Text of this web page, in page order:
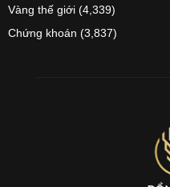
Vàng thế giới (4,339)
Chứng khoán (3,837)